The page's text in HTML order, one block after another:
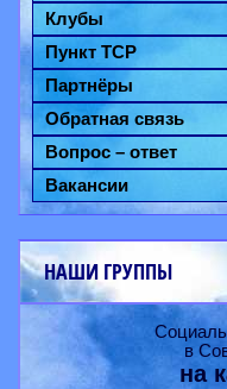
Клубы
Пункт ТСР
Партнёры
Обратная связь
Вопрос – ответ
Вакансии
НАШИ ГРУППЫ
в
на